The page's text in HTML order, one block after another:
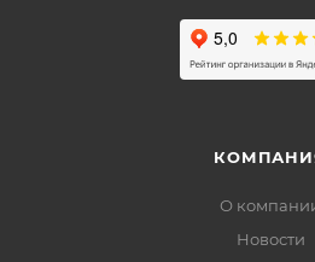
О
Новости